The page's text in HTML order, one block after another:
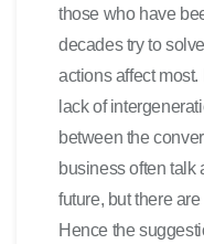
those who have
decades try to
actions affect
lack of
between the
business often talk
future, but there
Hence the